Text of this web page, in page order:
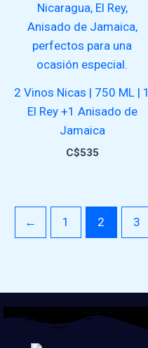
2 Vinos Nicas | 750 ML | 1
El Rey +1 Anisado de
Jamaica
C$535
← 1 2 3